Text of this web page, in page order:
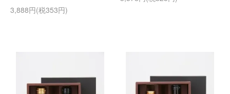
3,888円(税353円)